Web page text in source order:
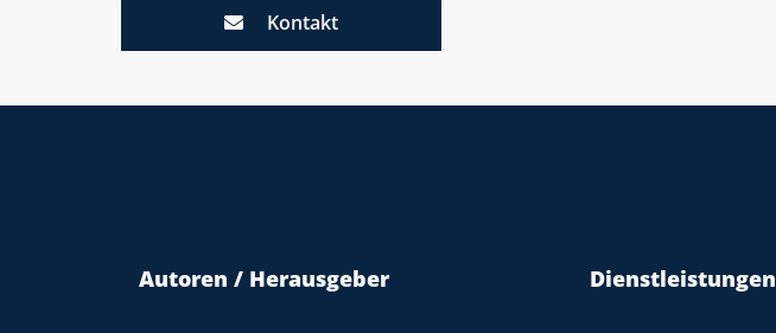
Kontakt
Autoren / Herausgeber Dienstleistungen